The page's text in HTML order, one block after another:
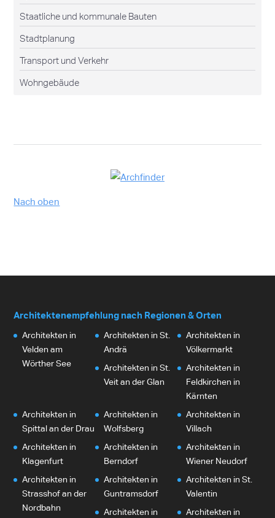
Staatliche und kommunale Bauten
Stadtplanung
Transport und Verkehr
Wohngebäude
Nach oben
Architektenempfehlung nach Regionen & Orten
Architekten in
Velden am
Wörther See
Architekten in St.
Andrä
Architekten in
Völkermarkt
Architekten in St.
Veit an der Glan
Architekten in
Feldkirchen in
Kärnten
Architekten in
Spittal an der Drau
Architekten in
Wolfsberg
Architekten in
Villach
Architekten in
Klagenfurt
Architekten in
Berndorf
Architekten in
Wiener Neudorf
Architekten in
Strasshof an der
Nordbahn
Architekten in
Guntramsdorf
Architekten in St.
Valentin
Architekten in
Architekten in